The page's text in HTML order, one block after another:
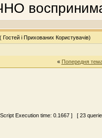
і Прихованих Користувачів)
« Попередня
Execution time: 0.1667 ] [ 23